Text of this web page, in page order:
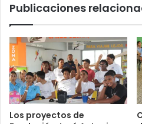
Publicaciones
Los proyectos de